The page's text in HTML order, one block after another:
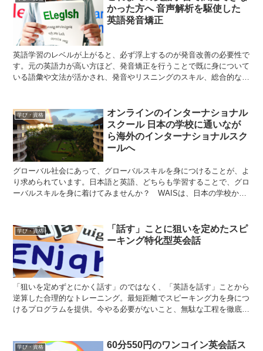
かった方へ 音声解析を駆使した
英語発音矯正
英語学習のレベルが上がると、必ず浮上するのが発音改善の必要性で
す。元の英語力が高い方ほど、発音矯正を行うことで既に身について
いる語彙や文法が活かされ、発音やリスニングのスキル、総合的な英
学び・資格
オンラインのインターナショナル
スクール 日本の学校に通いなが
ら海外のインターナショナルスク
ールへ
グローバル社会にあって、グローバルスキルを身につけることが、よ
り求められています。日本語と英語、どちらも学習することで、グロ
ーバルスキルを身に着けてみませんか？ WAISは、日本の学校から
学び・資格
「話す」ことに狙いを定めたスピ
ーキング特化型英会話
「狙いを定めずとにかく話す」のではなく、「英語を話す」ことから
逆算した合理的なトレーニング。最短距離でスピーキング力を身につ
けるプログラムを提供。今やる必要がないこと、無駄な工程を徹底的
学び・資格
60分550円のワンコイン英会話ス